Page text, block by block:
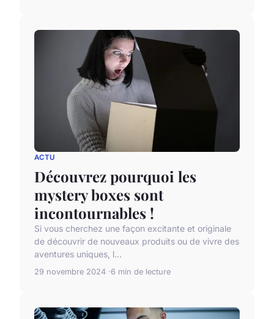
ACTU
Découvrez pourquoi les
mystery boxes sont
incontournables !
Si vous cherchez une façon excitante et originale
de découvrir de nouveaux produits ou de vivre des
aventures uniques, l...
29 novembre 2024 6 min de lecture